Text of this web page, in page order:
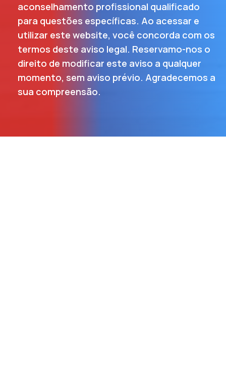
aconselhamento profissional qualificado
para questões específicas. Ao acessar e
utilizar este website, você concorda com os
termos deste aviso legal. Reservamo-nos o
direito de modificar este aviso a qualquer
momento, sem aviso prévio. Agradecemos a
sua compreensão.